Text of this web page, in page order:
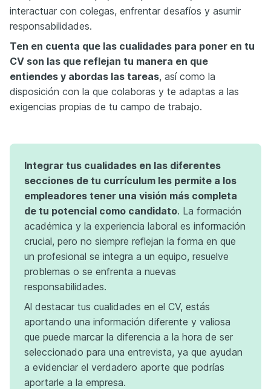
interactuar con colegas, enfrentar desafíos y asumir
responsabilidades.
Ten en cuenta que las cualidades para poner en tu
CV son las que reflejan tu manera en que
entiendes y abordas las tareas, así como la
disposición con la que colaboras y te adaptas a las
exigencias propias de tu campo de trabajo.
Integrar tus cualidades en las diferentes
secciones de tu currículum les permite a los
empleadores tener una visión más completa
de tu potencial como candidato. La formación
académica y la experiencia laboral es información
crucial, pero no siempre reflejan la forma en que
un profesional se integra a un equipo, resuelve
problemas o se enfrenta a nuevas
responsabilidades.
Al destacar tus cualidades en el CV, estás
aportando una información diferente y valiosa
que puede marcar la diferencia a la hora de ser
seleccionado para una entrevista, ya que ayudan
a evidenciar el verdadero aporte que podrías
aportarle a la empresa.